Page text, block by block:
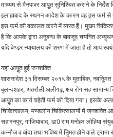
माध्यम से मैनपावर आपूॢत सुनिश्चित कराने के निर्देश
इलाहाबाद के स्थगन आदेश के कारण वह इस फर्म से
इस फर्म की वकालत करने में व्यस्त हैं। मुख्य
है कि आपके द्वारा अनुबन्ध के बावजूद चयनित
यदि वेण्डर न्यायालय की शरण में जाता है तो आप स्वयं
यहां आपूॢत हुई जनशक्ति
शासनादेश ३१ दिसम्बर २०१५ के मुताबिक,
बुलन्दशहर, अतरौली अलीगढ़, क्षय रोग सह
आपूॢत का कार्य चहेती फर्म को दिया गया। इसके
चिकित्सालय, मण्डलीय चिकित्सालयों में जनशक्ति
सहारनपुर, गाजियाबाद, डा0 राम मनोहर लोहिया
कन्नौज व बांदा तथा भविष्य में निॢमत होने वाले